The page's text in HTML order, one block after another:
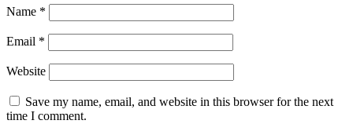
Name *
Email *
Website
Save my name, email, and website in this browser for the next
time I comment.